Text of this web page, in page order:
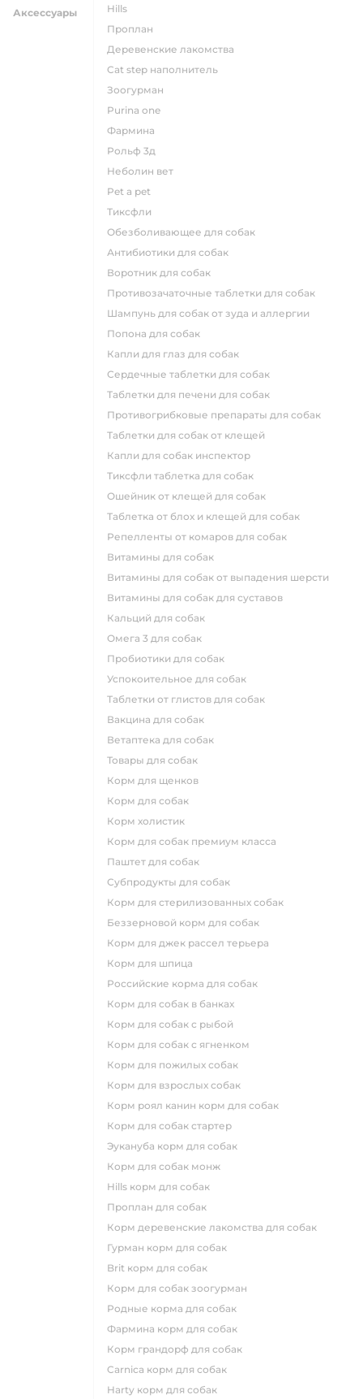
Аксессуары
hills
проплан
деревенские лакомства
cat step наполнитель
зоогурман
purina one
фармина
рольф 3д
неболин вет
pet a pet
тиксфли
обезболивающее для собак
антибиотики для собак
воротник для собак
противозачаточные таблетки для собак
шампунь для собак от зуда и аллергии
попона для собак
капли для глаз для собак
сердечные таблетки для собак
таблетки для печени для собак
противогрибковые препараты для собак
таблетки для собак от клещей
капли для собак инспектор
тиксфли таблетка для собак
ошейник от клещей для собак
таблетка от блох и клещей для собак
репелленты от комаров для собак
витамины для собак
витамины для собак от выпадения шерсти
витамины для собак для суставов
кальций для собак
омега 3 для собак
пробиотики для собак
успокоительное для собак
таблетки от глистов для собак
вакцина для собак
ветаптека для собак
товары для собак
корм для щенков
корм для собак
корм холистик
корм для собак премиум класса
паштет для собак
субпродукты для собак
корм для стерилизованных собак
беззерновой корм для собак
корм для джек рассел терьера
корм для шпица
российские корма для собак
корм для собак в банках
корм для собак с рыбой
корм для собак с ягненком
корм для пожилых собак
корм для взрослых собак
корм роял канин корм для собак
корм для собак стартер
эукануба корм для собак
корм для собак монж
hills корм для собак
проплан для собак
корм деревенские лакомства для собак
гурман корм для собак
brit корм для собак
корм для собак зоогурман
родные корма для собак
фармина корм для собак
корм грандорф для собак
carnica корм для собак
harty корм для собак